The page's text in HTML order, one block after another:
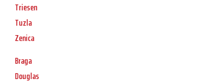
Triesen
Tuzla
Zenica
Braga
Douglas